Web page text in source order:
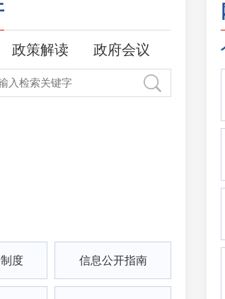
政策解读 政府会议
度 信息公开指南